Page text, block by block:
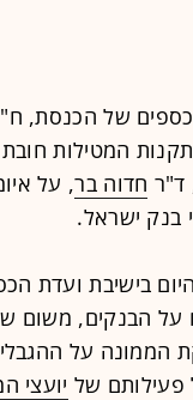
של הכנסת,
המטילות
ד"ר חדוה בר, על
בנק ישראל.
היום בישיבת ועדת
על הבנקים, משום
הממונה על
של יועצי